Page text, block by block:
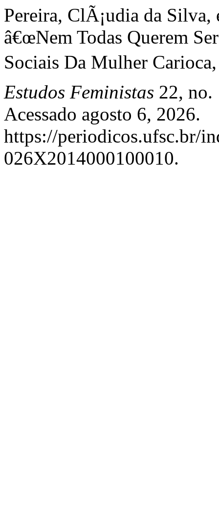
Pereira, ClÃ¡udia da Silva,
â€œNem Todas Querem
Sociais Da Mulher
Estudos Feministas 22, no.
Acessado agosto 6, 2026.
https://periodicos.ufsc.br/
026X2014000100010.